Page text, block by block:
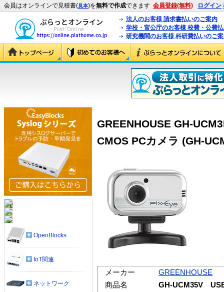
会員はオンラインで見積書(見本)を無料で作成できます 会員登録(無料) ログイン
法人のお客様 請求書払いのご案内
学校・官公庁のお客様 校費・公費
研究機関のお客様 科研費払いのご
GREENHOUSE GH-
CMOS PCカメラ (GH-
メーカー
GREENHOUSE
商品名
GH-UCM35V
OpenBlocks
IoT関連
ネットワーク